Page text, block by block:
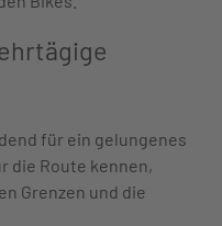
für ein gelungenes
die Route kennen,
Grenzen und die